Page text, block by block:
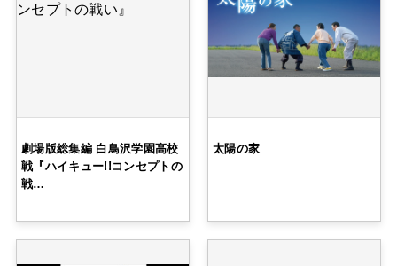
劇場版総集編 白鳥沢学園高校
戦『ハイキュー!!コンセプトの
戦…
太陽の家